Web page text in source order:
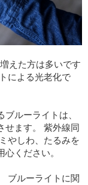
えた方は多いです
による光老化で
ルーライトは、
せます。 紫外線同
やしわ、たるみを
ください。
ブルーライトに関